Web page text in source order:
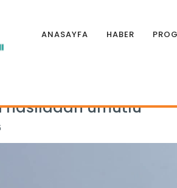
ANASAYFA HABER
hasıladan umutlu